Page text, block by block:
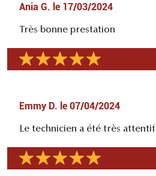
Ania G. le 17/03/2024
Très bonne prestation
Emmy D. le 07/04/2024
Le technicien a été très attentif